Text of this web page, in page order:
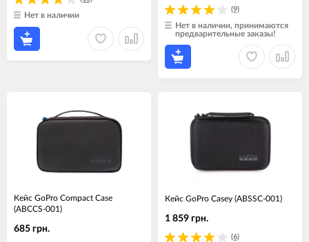
Нет в наличии
(9)
Нет в наличии, принимаются
предварительные заказы!
Кейс GoPro Compact Case
(ABCCS-001)
685 грн.
Кейс GoPro Casey (ABSSC-001)
(6)
1 859 грн.